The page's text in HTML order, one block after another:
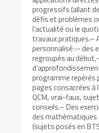
progressifs (allant
défis et problèmes
l’actualité ou le
travaux pratiques.–
personnalisé :– des
regroupés au
programme repérés
pages consacrées à
QCM, vrai-faux,
conseils.– Des
des
(sujets posés en